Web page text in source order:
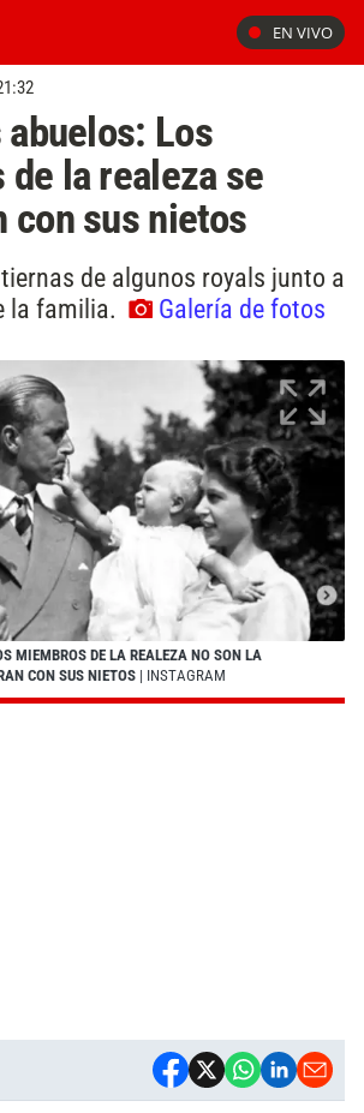
EN VIVO
abuelos: Los
la realeza se
con sus nietos
de algunos royals junto a
la familia.
Galería de fotos
MIEMBROS DE LA REALEZA NO SON LA
CON SUS NIETOS | INSTAGRAM